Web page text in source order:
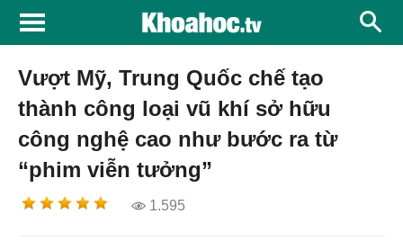
Vượt Mỹ, Trung Quốc chế tạo
thành công loại vũ khí sở hữu
công nghệ cao như bước ra từ
“phim viễn tưởng”
1.595